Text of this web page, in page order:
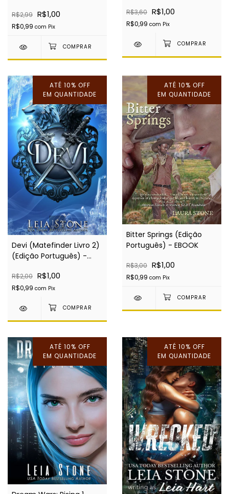
R$2,99 R$1,00
R$0,99 com Pix
R$3,60 R$1,00
R$0,99 com Pix
1/2
ATÉ 10% OFF
EM QUANTIDADE
Devi (Matefinder Livro 2)
(Edição Português) -
R$2,00 R$1,00
R$0,99 com Pix
ATÉ 10% OFF
EM QUANTIDADE
Bitter Springs (Edição
Português) - EBOOK
R$3,00 R$1,00
R$0,99 com Pix
ATÉ 10% OFF
EM QUANTIDADE
ATÉ 10% OFF
EM QUANTIDADE